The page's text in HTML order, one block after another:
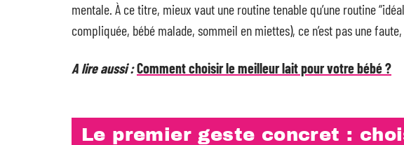
mentale. À ce titre, mieux vaut une routine tenable qu’une routine
compliquée, bébé malade, sommeil en miettes), ce n’est pas une
A lire aussi :Comment choisir le meilleur lait pour votre bébé ?
Le premier geste concret :